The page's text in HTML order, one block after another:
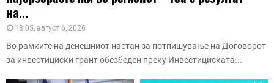
на...
13:05, август 6, 2026
Во рамките на денешниот настан за потпишување на Договорот
за инвестициски грант обезбеден преку Инвестициската...